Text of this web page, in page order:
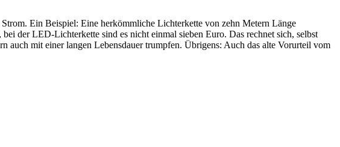
Ein Beispiel: Eine herkömmliche Lichterkette von zehn Metern Länge
der LED-Lichterkette sind es nicht einmal sieben Euro. Das rechnet sich, selbst
mit einer langen Lebensdauer trumpfen. Übrigens: Auch das alte Vorurteil vom